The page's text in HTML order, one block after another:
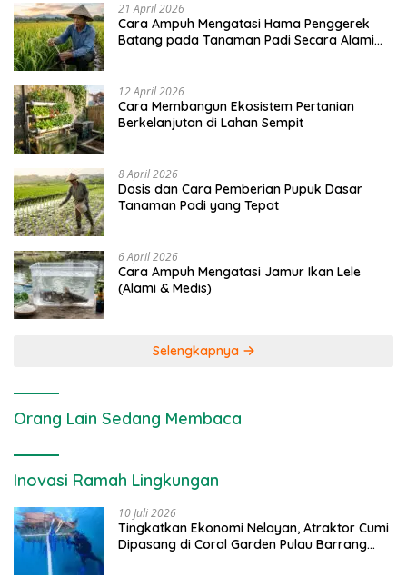
21 April 2026
Cara Ampuh Mengatasi Hama Penggerek
Batang pada Tanaman Padi Secara Alami
12 April 2026
Cara Membangun Ekosistem Pertanian
Berkelanjutan di Lahan Sempit
8 April 2026
Dosis dan Cara Pemberian Pupuk Dasar
Tanaman Padi yang Tepat
6 April 2026
Cara Ampuh Mengatasi Jamur Ikan Lele
(Alami & Medis)
Selengkapnya
Orang Lain Sedang Membaca
Inovasi Ramah Lingkungan
10 Juli 2026
Tingkatkan Ekonomi Nelayan, Atraktor Cumi
Dipasang di Coral Garden Pulau Barrang